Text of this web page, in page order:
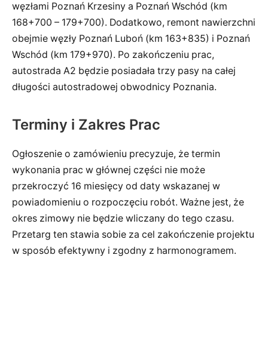
węzłami Poznań Krzesiny a Poznań Wschód (km
168+700 – 179+700). Dodatkowo, remont nawierzchni
obejmie węzły Poznań Luboń (km 163+835) i Poznań
Wschód (km 179+970). Po zakończeniu prac,
autostrada A2 będzie posiadała trzy pasy na całej
długości autostradowej obwodnicy Poznania.
Terminy i Zakres Prac
Ogłoszenie o zamówieniu precyzuje, że termin
wykonania prac w głównej części nie może
przekroczyć 16 miesięcy od daty wskazanej w
powiadomieniu o rozpoczęciu robót. Ważne jest, że
okres zimowy nie będzie wliczany do tego czasu.
Przetarg ten stawia sobie za cel zakończenie projektu
w sposób efektywny i zgodny z harmonogramem.